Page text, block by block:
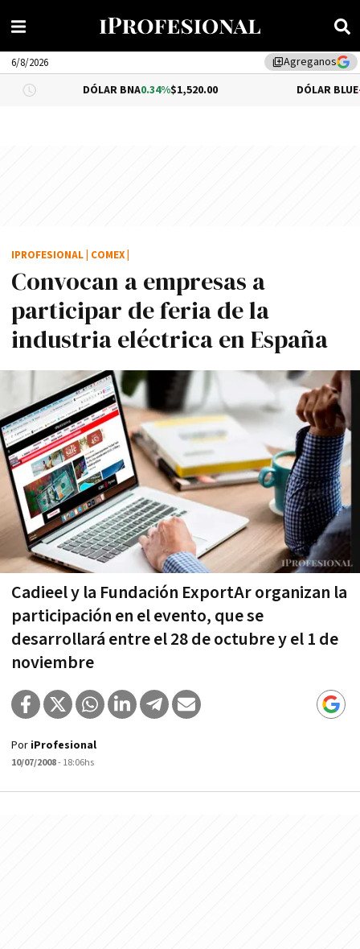
library_addAgreganos
6/8/2026
DÓLAR BNA0.34%$1,520.00 DÓLAR BLUE-0.33%
Convocan a empresas a
participar de feria de la
industria eléctrica en España
Cadieel y la Fundación ExportAr organizan la
participación en el evento, que se
desarrollará entre el 28 de octubre y el 1 de
noviembre
IPROFESIONAL COMEX
Por iProfesional
10/07/2008- 18:06hs